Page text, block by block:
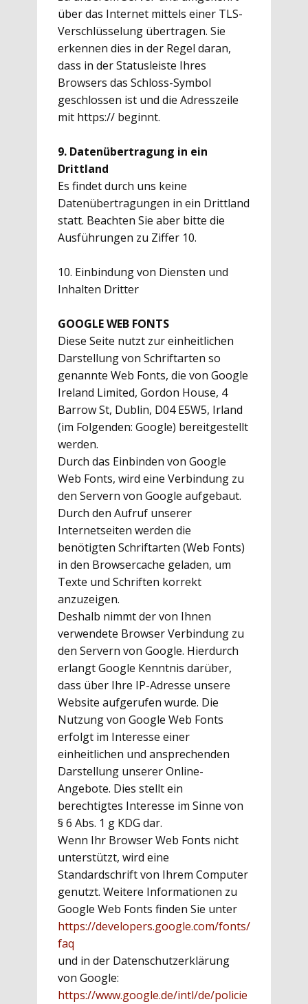
über das Internet mittels einer TLS-
Verschlüsselung übertragen. Sie
erkennen dies in der Regel daran,
dass in der Statusleiste Ihres
Browsers das Schloss-Symbol
geschlossen ist und die Adresszeile
mit https:// beginnt.
9. Datenübertragung in ein
Drittland
Es findet durch uns keine
Datenübertragungen in ein Drittland
statt. Beachten Sie aber bitte die
Ausführungen zu Ziffer 10.
10. Einbindung von Diensten und
Inhalten Dritter
GOOGLE WEB FONTS
Diese Seite nutzt zur einheitlichen
Darstellung von Schriftarten so
genannte Web Fonts, die von Google
Ireland Limited, Gordon House, 4
Barrow St, Dublin, D04 E5W5, Irland
(im Folgenden: Google) bereitgestellt
werden.
Durch das Einbinden von Google
Web Fonts, wird eine Verbindung zu
den Servern von Google aufgebaut.
Durch den Aufruf unserer
Internetseiten werden die
benötigten Schriftarten (Web Fonts)
in den Browsercache geladen, um
Texte und Schriften korrekt
anzuzeigen.
Deshalb nimmt der von Ihnen
verwendete Browser Verbindung zu
den Servern von Google. Hierdurch
erlangt Google Kenntnis darüber,
dass über Ihre IP-Adresse unsere
Website aufgerufen wurde. Die
Nutzung von Google Web Fonts
erfolgt im Interesse einer
einheitlichen und ansprechenden
Darstellung unserer Online-
Angebote. Dies stellt ein
berechtigtes Interesse im Sinne von
§ 6 Abs. 1 g KDG dar.
Wenn Ihr Browser Web Fonts nicht
unterstützt, wird eine
Standardschrift von Ihrem Computer
genutzt. Weitere Informationen zu
Google Web Fonts finden Sie unter
https://developers.google.com/fonts/
faq
und in der Datenschutzerklärung
von Google:
https://www.google.de/intl/de/policie